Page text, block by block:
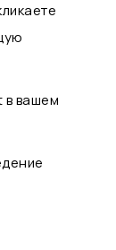
вашем